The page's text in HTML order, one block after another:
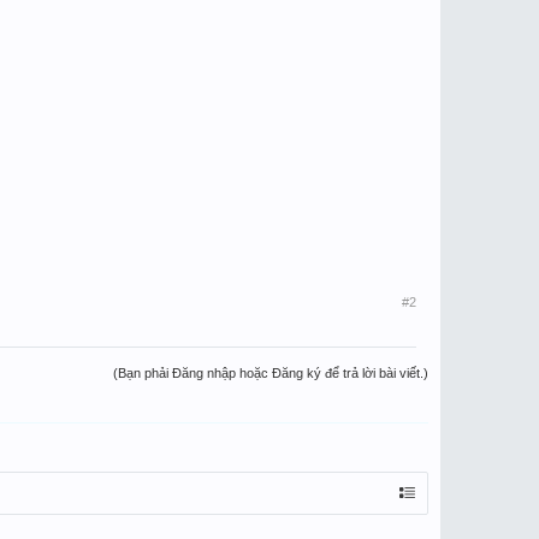
#2
(Bạn phải Đăng nhập hoặc Đăng ký để trả lời bài viết.)